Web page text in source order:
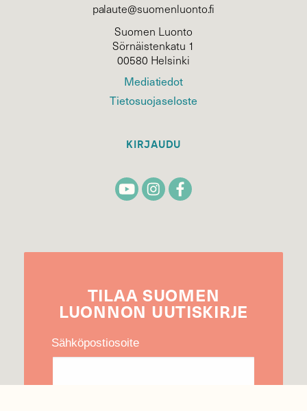
palaute@suomenluonto.fi
Suomen Luonto
Sörnäistenkatu 1
00580 Helsinki
Mediatiedot
Tietosuojaseloste
KIRJAUDU
TILAA SUOMEN
LUONNON UUTIS­KIRJE
Sähköpostiosoite